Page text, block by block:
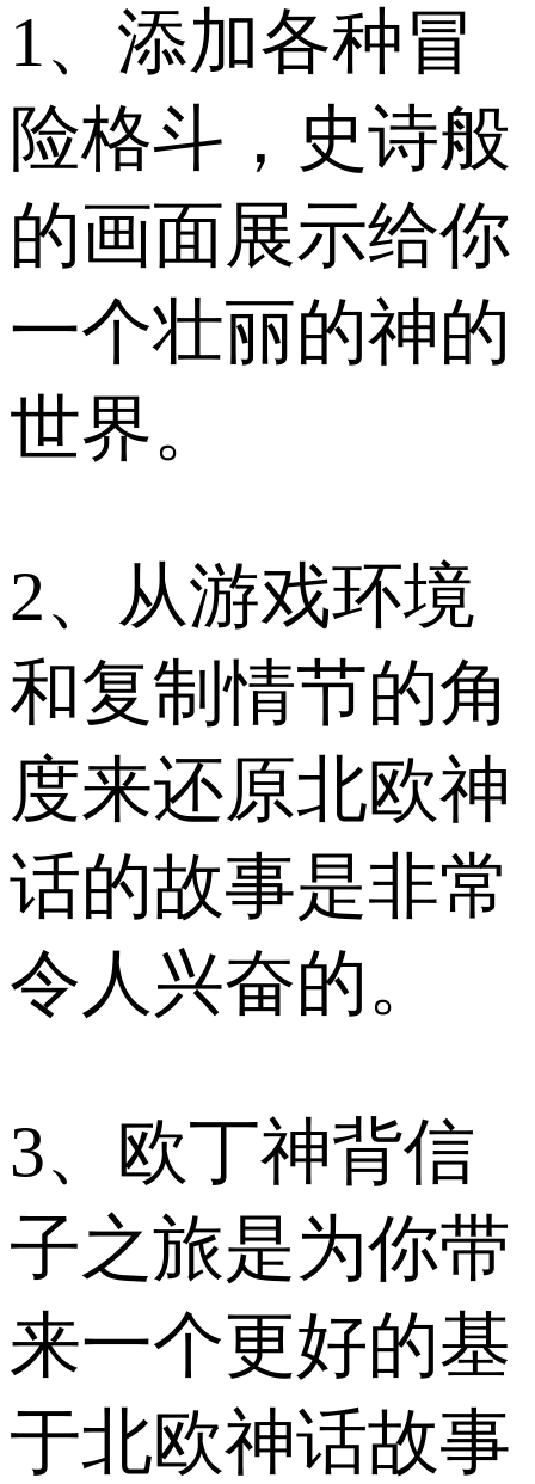
1、添加各种冒
险格斗，史诗般
的画面展示给你
一个壮丽的神的
世界。
2、从游戏环境
和复制情节的角
度来还原北欧神
话的故事是非常
令人兴奋的。
3、欧丁神背信
子之旅是为你带
来一个更好的基
于北欧神话故事